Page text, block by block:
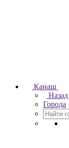
Канаш
Назад
Города